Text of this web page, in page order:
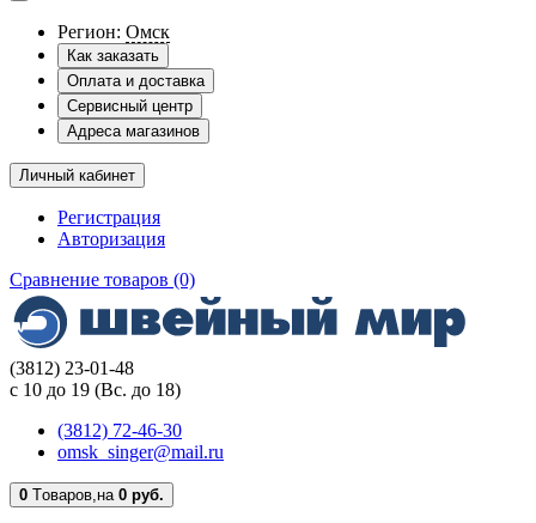
Регион: Омск
Как заказать
Оплата и доставка
Сервисный центр
Адреса магазинов
Личный кабинет
Регистрация
Авторизация
Сравнение товаров (0)
(3812) 23-01-48
с 10 до 19 (Вс. до 18)
(3812) 72-46-30
omsk_singer@mail.ru
0 Tоваров,на 0 руб.